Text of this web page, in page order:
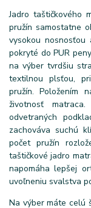
Jadro taštičkového
pružín samostatne
vysokou
pokryté do PUR
na výber tvrdšiu
textilnou plsťou,
pružín. Položením
životnosť
odvetraných
zachováva suchú
počet pružín
taštičkové jadro
napomáha lepšej
uvoľneniu svalstva
Na výber máte celú